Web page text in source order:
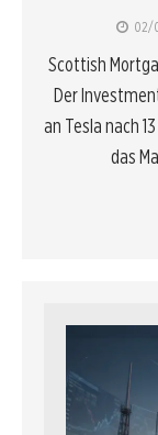
02/
Scottish
Der
an Tesla nach
das